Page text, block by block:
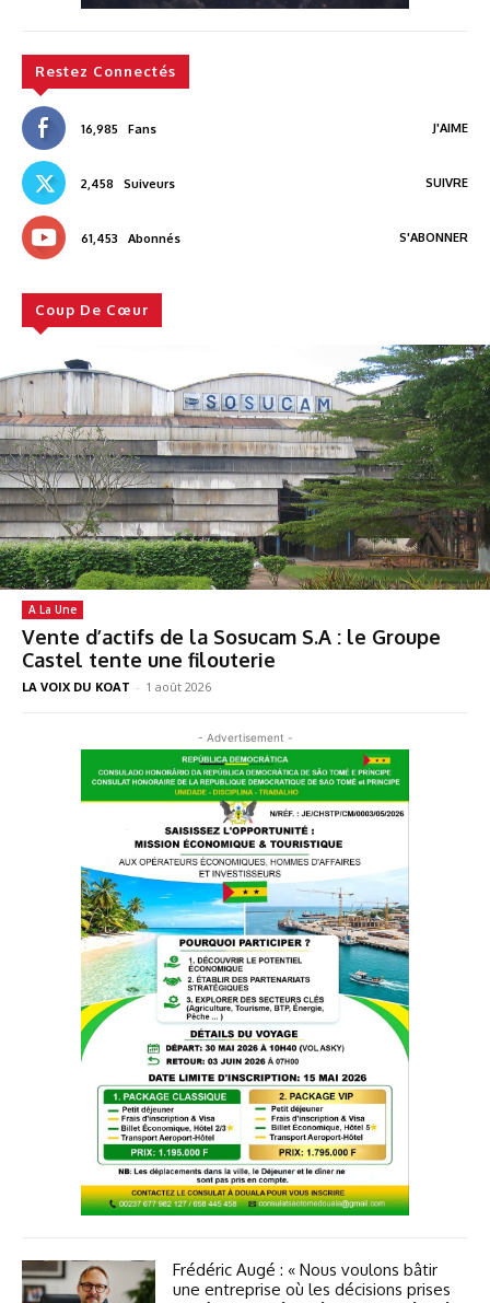
Restez Connectés
16,985 Fans J'AIME
2,458 Suiveurs SUIVRE
61,453 Abonnés S'ABONNER
Coup De Cœur
A La Une
Vente d’actifs de la Sosucam S.A : le Groupe
Castel tente une filouterie
LA VOIX DU KOAT - 1 août 2026
- Advertisement -
Frédéric Augé : « Nous voulons bâtir
une entreprise où les décisions prises